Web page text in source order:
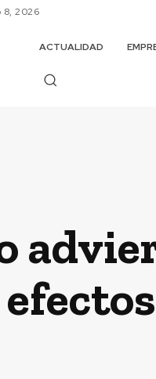
8, 2026
ACTUALIDAD